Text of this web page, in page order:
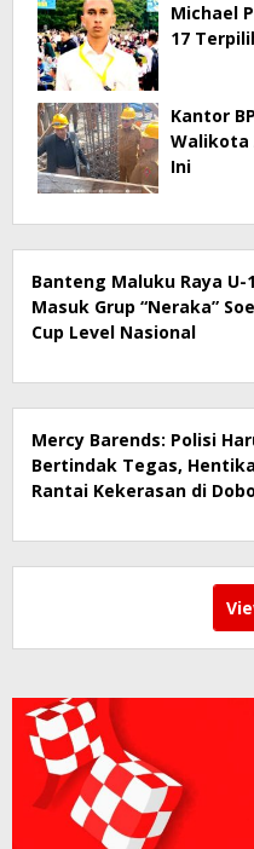
Michael
17
Kantor
Walikota
Ini
Banteng Maluku Raya U-
Masuk Grup “Neraka”
Cup Level Nasional
Mercy Barends: Polisi
Bertindak Tegas,
Rantai Kekerasan di Dobo